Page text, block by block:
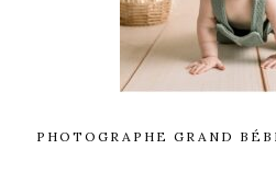
PHOTOGRAPHE GRAND